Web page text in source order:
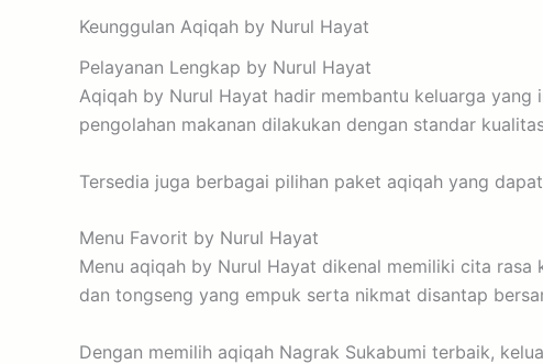
Keunggulan Aqiqah by Nurul Hayat
Pelayanan Lengkap by Nurul Hayat
Aqiqah by Nurul Hayat hadir membantu keluarga
pengolahan makanan dilakukan dengan standar
Tersedia juga berbagai pilihan paket aqiqah yang
Menu Favorit by Nurul Hayat
Menu aqiqah by Nurul Hayat dikenal memiliki cita rasa
dan tongseng yang empuk serta nikmat disantap
Dengan memilih aqiqah Nagrak Sukabumi terbaik,